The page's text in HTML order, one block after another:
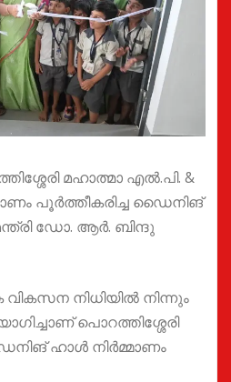
മഹാത്മാ എൽ.പി. &
പൂർത്തീകരിച്ച ഡൈനിങ്
ഡോ. ആർ. ബിന്ദു
നിധിയിൽ നിന്നും
പൊറത്തിശ്ശേരി
ഹാൾ നിർമ്മാണം